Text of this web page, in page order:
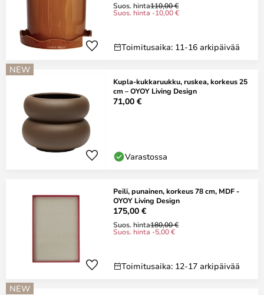
Suos. hinta110,00 €
Suos. hinta -10,00 €
Toimitusaika: 11-16 arkipäivää
NEW
Kupla-kukkaruukku, ruskea, korkeus 25
cm – OYOY Living Design
71,00 €
Varastossa
Peili, punainen, korkeus 78 cm, MDF -
OYOY Living Design
175,00 €
Suos. hinta180,00 €
Suos. hinta -5,00 €
Toimitusaika: 12-17 arkipäivää
NEW